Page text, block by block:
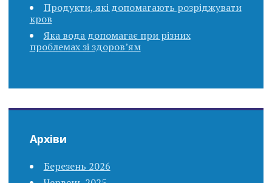
Продукти, які допомагають розріджувати
кров
Яка вода допомагає при різних
проблемах зі здоров’ям
Архіви
Березень 2026